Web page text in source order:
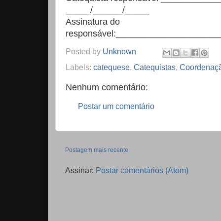
_____/______/_____
Assinatura do
Posted by Unknown
Labels: catequese Catequistas
Nenhum comentário:
Postar um comentário
Postagem mais recente
Assinar: Postar comentários (Atom)